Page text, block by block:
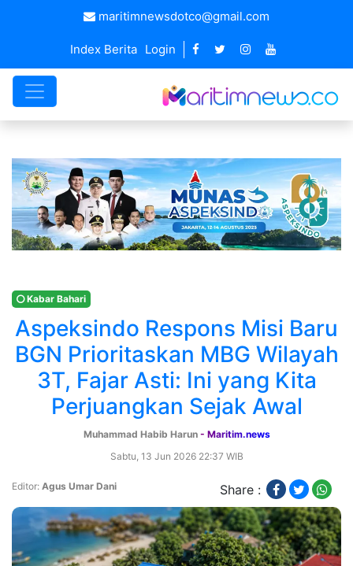
maritimnewsdotco@gmail.com
Index Berita Login
Kabar Bahari
Aspeksindo Respons Misi Baru
BGN Prioritaskan MBG Wilayah
3T, Fajar Asti: Ini yang Kita
Perjuangkan Sejak Awal
Muhammad Habib Harun - Maritim.news
Sabtu, 13 Jun 2026 22:37 WIB
Editor: Agus Umar Dani Share :